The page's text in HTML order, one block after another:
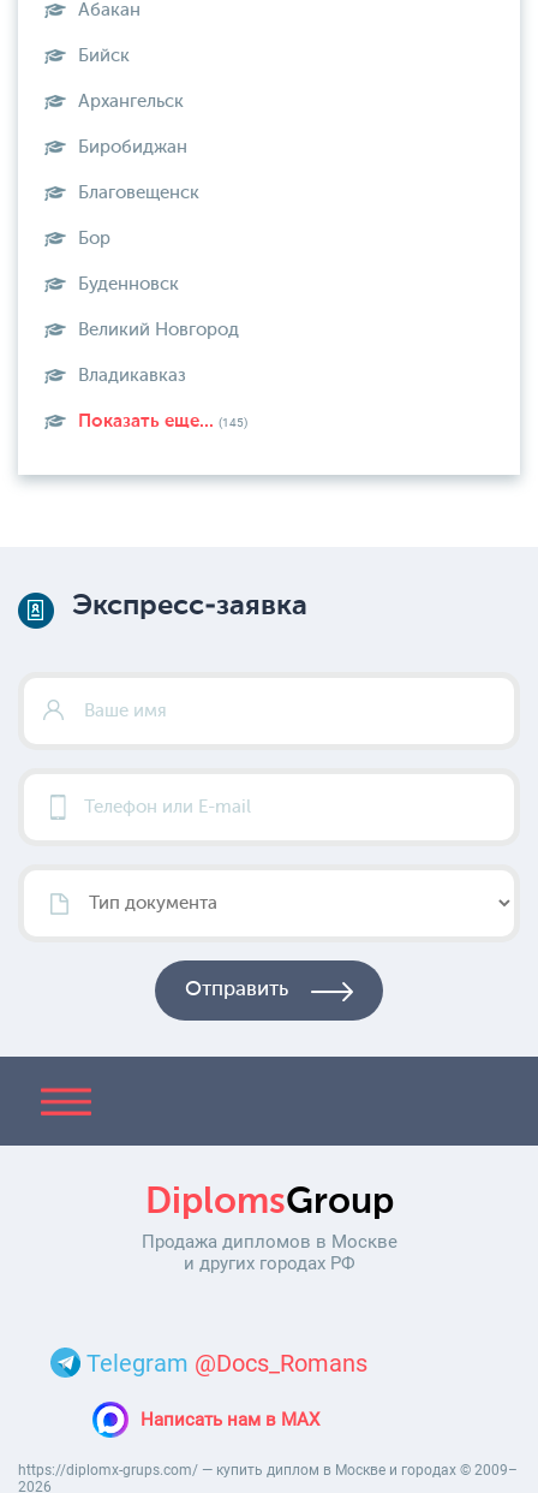
Абакан
Бийск
Архангельск
Биробиджан
Благовещенск
Бор
Буденновск
Великий Новгород
Владикавказ
Показать еще... (145)
Экспресс-заявка
DiplomsGroup
Продажа дипломов в Москве
и других городах РФ
Telegram @Docs_Romans
Написать нам в MAX
https://diplomx-grups.com/ — купить диплом в Москве и городах © 2009–
2026